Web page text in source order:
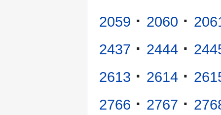
2059 · 2060 ·
2437 · 2444 ·
2613 · 2614 ·
2766 · 2767 ·